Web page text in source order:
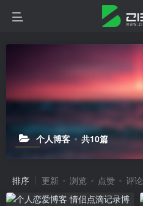
个人博客 共10篇
排序 更新 浏览 点赞 评论